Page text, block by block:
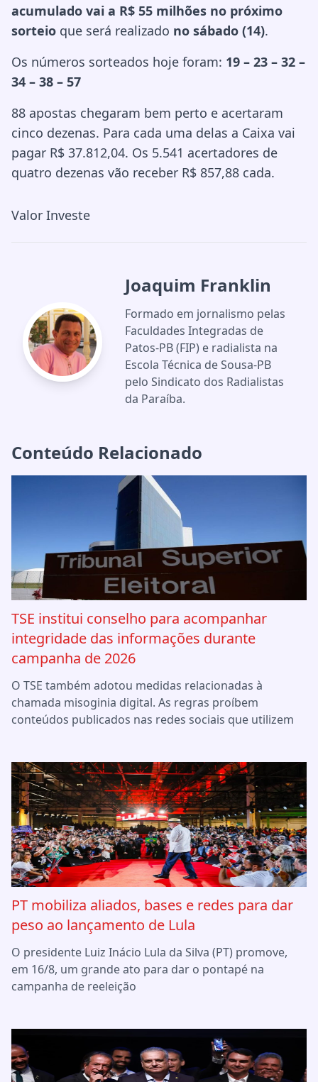
acumulado vai a R$ 55 milhões no próximo
sorteio que será realizado no sábado (14).
Os números sorteados hoje foram: 19 – 23 – 32 –
34 – 38 – 57
88 apostas chegaram bem perto e acertaram
cinco dezenas. Para cada uma delas a Caixa vai
pagar R$ 37.812,04. Os 5.541 acertadores de
quatro dezenas vão receber R$ 857,88 cada.
Valor Investe
Joaquim Franklin
Formado em jornalismo pelas
Faculdades Integradas de
Patos-PB (FIP) e radialista na
Escola Técnica de Sousa-PB
pelo Sindicato dos Radialistas
da Paraíba.
Conteúdo Relacionado
TSE institui conselho para acompanhar
integridade das informações durante
campanha de 2026
O TSE também adotou medidas relacionadas à
chamada misoginia digital. As regras proíbem
conteúdos publicados nas redes sociais que utilizem
PT mobiliza aliados, bases e redes para dar
peso ao lançamento de Lula
O presidente Luiz Inácio Lula da Silva (PT) promove,
em 16/8, um grande ato para dar o pontapé na
campanha de reeleição